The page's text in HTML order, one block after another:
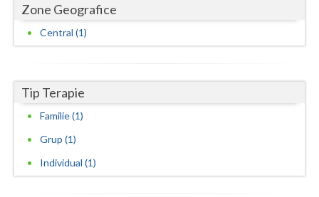
Dolj
Galati
Giurgiu
Gorj
Harghita
Hunedoara
Zone Geografice
Central (1)
Tip Terapie
Familie (1)
Grup (1)
Individual (1)